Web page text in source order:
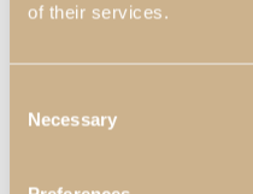
of their services.
Selection
Necessary